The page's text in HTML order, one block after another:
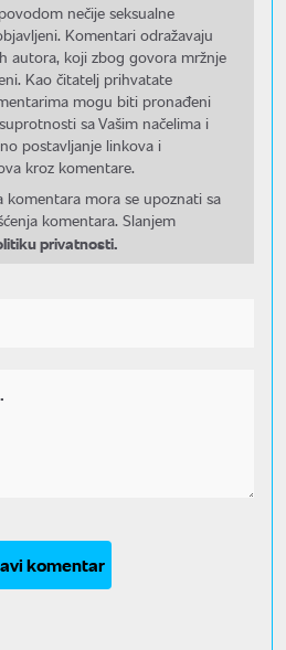
nečije seksualne
Komentari odražavaju
autora, koji zbog govora mržnje
Kao čitatelj prihvatate
mogu biti pronađeni
sa Vašim načelima i
postavljanje linkova i
kroz komentare.
komentara mora se upoznati sa
komentara. Slanjem
privatnosti.
komentar